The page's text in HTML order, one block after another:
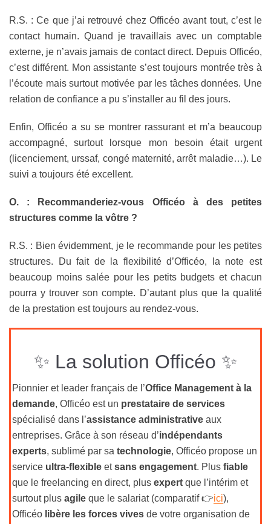
R.S. : Ce que j’ai retrouvé chez Officéo avant tout, c’est le
contact humain. Quand je travaillais avec un comptable
externe, je n’avais jamais de contact direct. Depuis Officéo,
c’est différent. Mon assistante s’est toujours montrée très à
l’écoute mais surtout motivée par les tâches données. Une
relation de confiance a pu s’installer au fil des jours.
Enfin, Officéo a su se montrer rassurant et m’a beaucoup
accompagné, surtout lorsque mon besoin était urgent
(licenciement, urssaf, congé maternité, arrêt maladie…). Le
suivi a toujours été excellent.
O. : Recommanderiez-vous Officéo à des petites
structures comme la vôtre ?
R.S. : Bien évidemment, je le recommande pour les petites
structures. Du fait de la flexibilité d’Officéo, la note est
beaucoup moins salée pour les petits budgets et chacun
pourra y trouver son compte. D’autant plus que la qualité
de la prestation est toujours au rendez-vous.
✨ La solution Officéo ✨
Pionnier et leader français de l’Office Management à la
demande, Officéo est un prestataire de services
spécialisé dans l’assistance administrative aux
entreprises. Grâce à son réseau d’indépendants
experts, sublimé par sa technologie, Officéo propose un
service ultra-flexible etsans engagement. Plus fiable
que le freelancing en direct, plus expert que l’intérim et
surtout plus agile que le salariat (comparatif 👉ici),
Officéo libère les forces vives de votre organisation de